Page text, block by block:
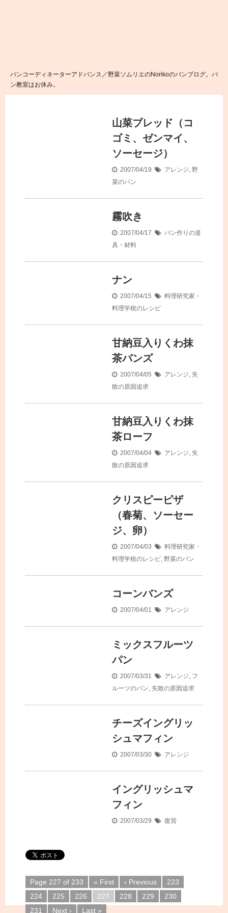
パンコーディネーターアドバンス／野菜ソムリエのNorikoのパンブログ。パ
ン教室はお休み。
山菜ブレッド（コ
ゴミ、ゼンマイ、
ソーセージ）
2007/04/19 アレンジ, 野
菜のパン
霧吹き
2007/04/17
パン作りの道
具・材料
ナン
2007/04/15
料理研究家・
料理学校のレシピ
甘納豆入りくわ抹
茶バンズ
2007/04/05 アレンジ, 失
敗の原因追求
甘納豆入りくわ抹
茶ローフ
2007/04/04 アレンジ, 失
敗の原因追求
クリスピーピザ
（春菊、ソーセー
ジ、卵）
2007/04/03
料理研究家・
料理学校のレシピ, 野菜のパン
コーンバンズ
2007/04/01 アレンジ
ミックスフルーツ
パン
2007/03/31 アレンジ, フ
ルーツのパン, 失敗の原因追求
チーズイングリッ
シュマフィン
2007/03/30 アレンジ
イングリッシュマ
フィン
2007/03/29 復習
Page 227 of 233 « First ‹ Previous
223
224
225 226 227 228 229
230
231
Next › Last »